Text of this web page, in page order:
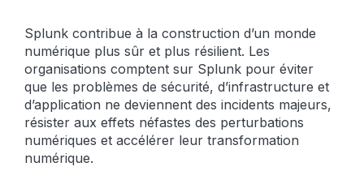
Splunk contribue à la construction d’un monde
numérique plus sûr et plus résilient. Les
organisations comptent sur Splunk pour éviter
que les problèmes de sécurité, d’infrastructure et
d’application ne deviennent des incidents majeurs,
résister aux effets néfastes des perturbations
numériques et accélérer leur transformation
numérique.